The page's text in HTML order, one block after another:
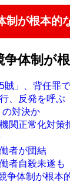
が根本的
体制が根
賊」、背任罪
、反発を呼ぶ
の対決か
関正常化対策
者が団結
者自殺未遂も
争体制が根本